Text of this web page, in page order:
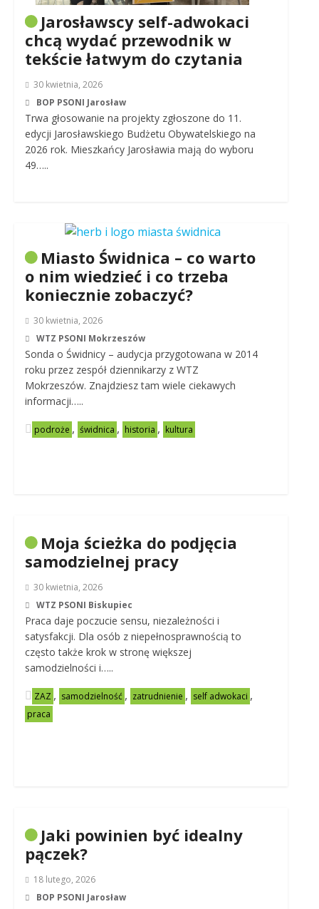
Jarosławscy self-adwokaci
chcą wydać przewodnik w
tekście łatwym do czytania
30 kwietnia, 2026
BOP PSONI Jarosław
Trwa głosowanie na projekty zgłoszone do 11.
edycji Jarosławskiego Budżetu Obywatelskiego na
2026 rok. Mieszkańcy Jarosławia mają do wyboru
49…..
Miasto Świdnica – co warto
o nim wiedzieć i co trzeba
koniecznie zobaczyć?
30 kwietnia, 2026
WTZ PSONI Mokrzeszów
Sonda o Świdnicy – audycja przygotowana w 2014
roku przez zespół dziennikarzy z WTZ
Mokrzeszów. Znajdziesz tam wiele ciekawych
informacji…..
podroże , świdnica , historia , kultura
Moja ścieżka do podjęcia
samodzielnej pracy
30 kwietnia, 2026
WTZ PSONI Biskupiec
Praca daje poczucie sensu, niezależności i
satysfakcji. Dla osób z niepełnosprawnością to
często także krok w stronę większej
samodzielności i…..
ZAZ , samodzielność , zatrudnienie , self adwokaci ,
praca
Jaki powinien być idealny
pączek?
18 lutego, 2026
BOP PSONI Jarosław